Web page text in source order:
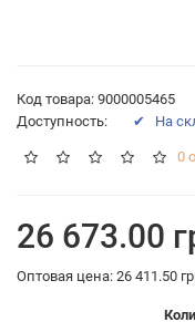
Код товара: 9000005465
Доступность:
✔ На
0
26 673.00
Оптовая цена: 26 411.50